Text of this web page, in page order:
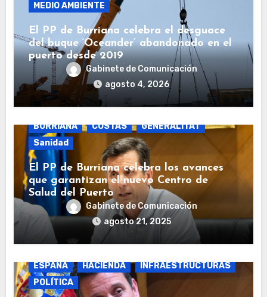
MEDIO AMBIENTE
El PP de Burriana celebra el desguace
del buque ‘Oceander’ abandonado en el
puerto desde 2019
Gabinete de Comunicación
agosto 4, 2026
BURRIANA COSTAS
GENERALITAT
Sanidad
El PP de Burriana celebra los avances
que garantizan el nuevo Centro de
Salud del Puerto
Gabinete de Comunicación
agosto 21, 2025
ESPAÑA
HACIENDA
INFRAESTRUCTURAS
POLÍTICA